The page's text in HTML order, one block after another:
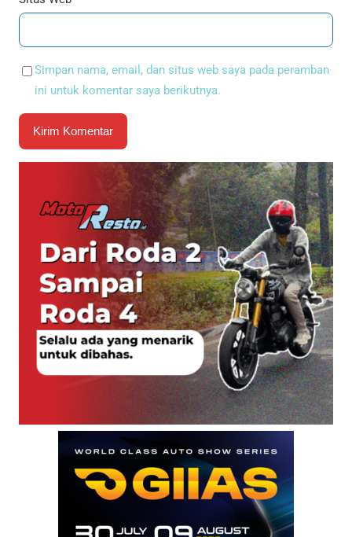
Simpan nama, email, dan situs web saya pada peramban
ini untuk komentar saya berikutnya.